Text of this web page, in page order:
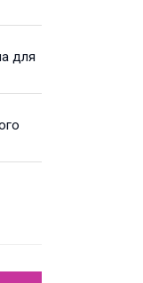
для
G-